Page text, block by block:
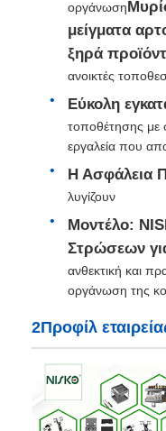
διάλυμα
Οργάνωση
Κρεμαστήρα
Τεχνουργήματα
Εφοδιασμός
Νεροχύτη και
δίσκος
οργάνωση
μείγματα
ξηρά
ανοικτές
Εύκολη
τοποθέτησης με
εργαλεία που
Η Ασφάλεια
λυγίζουν
Μοντέλο:
Στρώσεων
ανθεκτική και
οργάνωση της
2Προφίλ